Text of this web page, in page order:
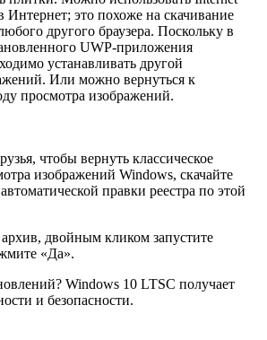
Интернет; это похоже на скачивание
другого браузера. Поскольку в
UWP-приложения
устанавливать другой
Или можно вернуться к
просмотра изображений.
чтобы вернуть классическое
изображений Windows, скачайте
правки реестра по этой
двойным кликом запустите
«Да».
Windows 10 LTSC получает
и безопасности.